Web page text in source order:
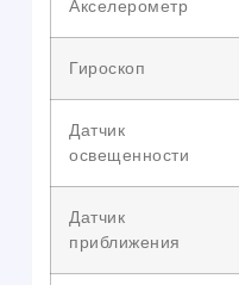
Акселерометр
Гироскоп
Датчик
освещенности
Датчик
приближения